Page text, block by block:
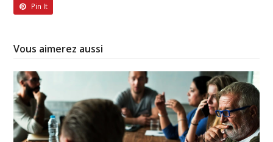
Pin It
Vous aimerez aussi